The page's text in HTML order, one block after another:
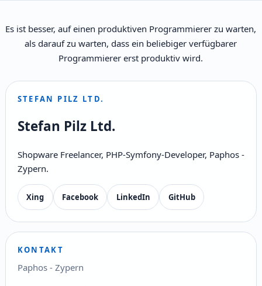
Es ist besser, auf einen produktiven Programmierer zu warten,
als darauf zu warten, dass ein beliebiger verfügbarer
Programmierer erst produktiv wird.
STEFAN PILZ LTD.
Stefan Pilz Ltd.
Shopware Freelancer, PHP-Symfony-Developer, Paphos -
Zypern.
Xing Facebook LinkedIn GitHub
KONTAKT
Paphos - Zypern